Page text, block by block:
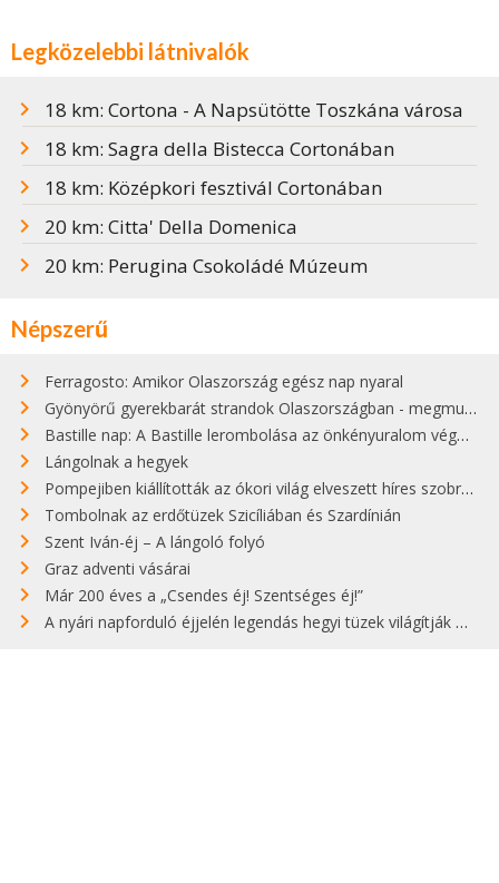
Legközelebbi látnivalók
18 km: Cortona - A Napsütötte Toszkána városa
18 km: Sagra della Bistecca Cortonában
18 km: Középkori fesztivál Cortonában
20 km: Citta' Della Domenica
20 km: Perugina Csokoládé Múzeum
Népszerű
Ferragosto: Amikor Olaszország egész nap nyaral
Gyönyörű gyerekbarát strandok Olaszországban - megmutatjuk a 15 legjobbat
Bastille nap: A Bastille lerombolása az önkényuralom végét jelentette
Lángolnak a hegyek
Pompejiben kiállították az ókori világ elveszett híres szobrának másolatát
Tombolnak az erdőtüzek Szicíliában és Szardínián
Szent Iván-éj – A lángoló folyó
Graz adventi vásárai
Már 200 éves a „Csendes éj! Szentséges éj!”
A nyári napforduló éjjelén legendás hegyi tüzek világítják meg Zugspitzét